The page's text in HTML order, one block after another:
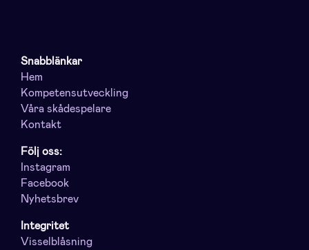
Snabblänkar
Hem
Kompetensutveckling
Våra skådespelare
Kontakt
Följ oss:
Instagram
Facebook
Nyhetsbrev
Integritet
Visselblåsning